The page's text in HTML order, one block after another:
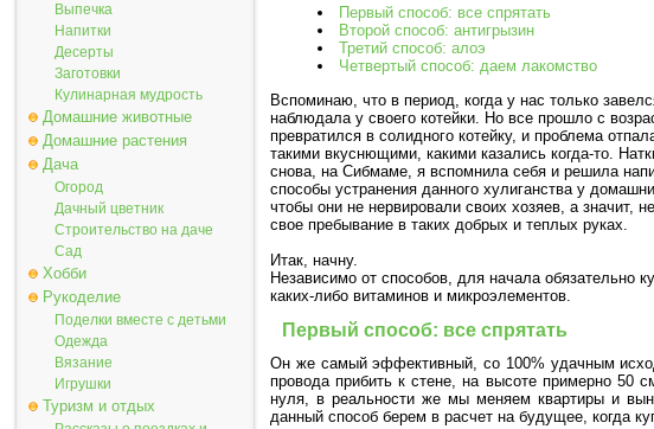
Выпечка
Напитки
Десерты
Заготовки
Кулинарная мудрость
Домашние животные
Домашние растения
Дача
Огород
Дачный цветник
Строительство на даче
Сад
Хобби
Рукоделие
Поделки вместе с детьми
Одежда
Вязание
Игрушки
Туризм и отдых
Первый способ: все спрятать
Второй способ: антигрызин
Третий способ: алоэ
Четвертый способ: даем лакомство
Вспоминаю, что в период, когда у нас только
наблюдала у своего котейки. Но все прошло с
превратился в солидного котейку, и проблема
такими вкуснющими, какими казались когда-то.
снова, на Сибмаме, я вспомнила себя и решила
способы устранения данного хулиганства у
чтобы они не нервировали своих хозяев, а значит,
свое пребывание в таких добрых и теплых руках.
Итак, начну.
Независимо от способов, для начала обязательно
каких-либо витаминов и микроэлементов.
Первый способ: все спрятать
Он же самый эффективный, со 100% удачным
провода прибить к стене, на высоте примерно 50
нуля, в реальности же мы меняем квартиры и
данный способ берем в расчет на будущее, когда